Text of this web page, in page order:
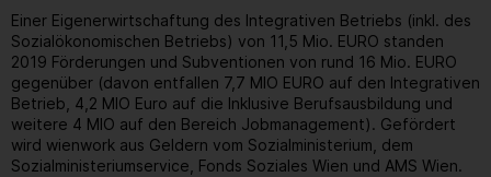
Einer Eigenerwirtschaftung des Integrativen Betriebs (inkl. des
Sozialökonomischen Betriebs) von 11,5 Mio. EURO standen
2019 Förderungen und Subventionen von rund 16 Mio. EURO
gegenüber (davon entfallen 7,7 MIO EURO auf den Integrativen
Betrieb, 4,2 MIO Euro auf die Inklusive Berufsausbildung und
weitere 4 MIO auf den Bereich Jobmanagement). Gefördert
wird wienwork aus Geldern vom Sozialministerium, dem
Sozialministeriumservice, Fonds Soziales Wien und AMS Wien.